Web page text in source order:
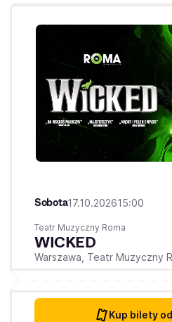
Sobota17.10.202615:00
Teatr Muzyczny Roma
WICKED
Warszawa, Teatr Muzyczny
Kup bilety